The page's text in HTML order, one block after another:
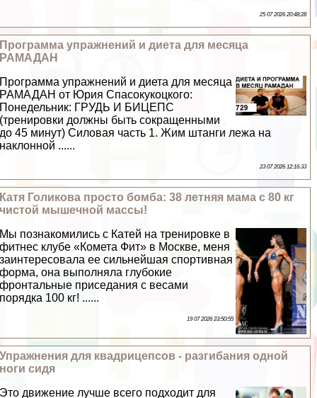
25 07 2026 20:48:28
Программа упражнений и диета для месяца
РАМАДАН
Программа упражнений и диета для месяца
РАМАДАН от Юрия Спасокукоцкого:
Понедельник: ГРУДЬ И БИЦЕПС
(тренировки должны быть сокращенными
до 45 минут) Силовая часть 1. Жим штанги лежа на
наклонной ......
23 07 2026 12:16:33
Катя Голикова просто бомба: 38 летняя мама с 80 кг
чистой мышечной массы!
Мы познакомились с Катей на тренировке в
фитнес клубе «Комета Фит» в Москве, меня
заинтересовала ее сильнейшая спортивная
форма, она выполняла глубокие
фронтальные приседания с весами
порядка 100 кг! ......
19 07 2026 23:50:55
Упражнения для квадрицепсов - разгибания одной
ноги сидя
Это движение лучше всего подходит для